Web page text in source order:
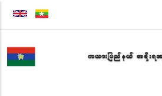
အဓိက
အကြောင်းအရာ
သွား
မည်